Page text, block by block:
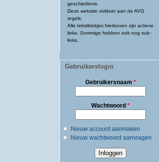
geschiedenis.
Deze website voldoet aan de AVG
regels.
Alle tekstblokjes hierboven zijn actieve
links. Sommige hebben ook nog sub-
links.
Gebruikerslogin
Gebruikersnaam *
Wachtwoord *
Nieuw account aanmaken
Nieuw wachtwoord aanvragen